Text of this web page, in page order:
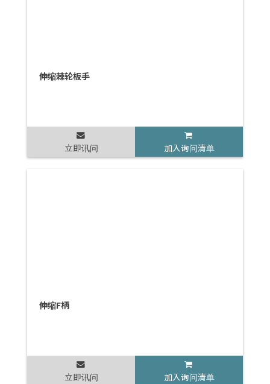
伸缩棘轮板手
立即讯问 加入询问清单
伸缩F柄
立即讯问 加入询问清单